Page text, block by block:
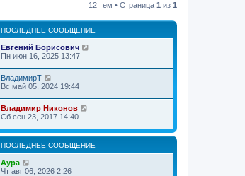
12 тем • Страница 1 из 1
ПОСЛЕДНЕЕ СООБЩЕНИЕ
Евгений Борисович
Пн июн 16, 2025 13:47
ВладимирТ
Вс май 05, 2024 19:44
Владимир Никонов
Сб сен 23, 2017 14:40
ПОСЛЕДНЕЕ СООБЩЕНИЕ
Аура
Чт авг 06, 2026 2:26